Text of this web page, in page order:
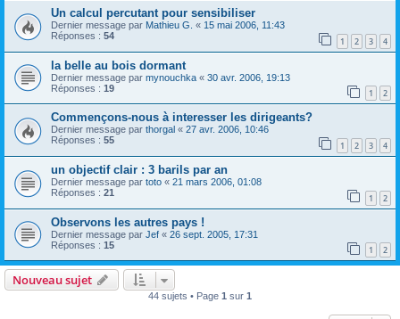
Un calcul percutant pour sensibiliser
Dernier message par Mathieu G. « 15 mai 2006, 11:43
Réponses : 54 1 2 3 4
la belle au bois dormant
Dernier message par mynouchka « 30 avr. 2006, 19:13
Réponses : 19 1 2
Commençons-nous à interesser les dirigeants?
Dernier message par thorgal « 27 avr. 2006, 10:46
Réponses : 55 1 2 3 4
un objectif clair : 3 barils par an
Dernier message par toto « 21 mars 2006, 01:08
Réponses : 21 1 2
Observons les autres pays !
Dernier message par Jef « 26 sept. 2005, 17:31
Réponses : 15 1 2
Nouveau sujet
44 sujets • Page 1 sur 1